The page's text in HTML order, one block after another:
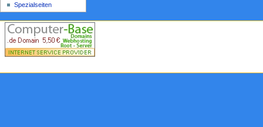
Spezialseiten